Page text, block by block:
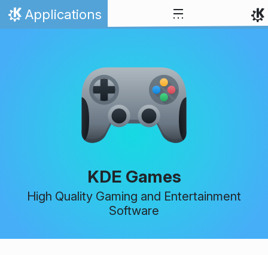
Skip to content
Home
Applications
KDE Games
High Quality Gaming and Entertainment
Software